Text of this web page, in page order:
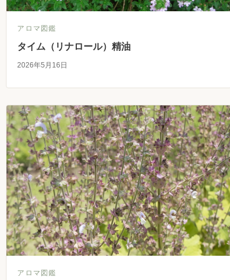
アロマ図鑑
タイム（リナロール）精油
2026年5月16日
アロマ図鑑